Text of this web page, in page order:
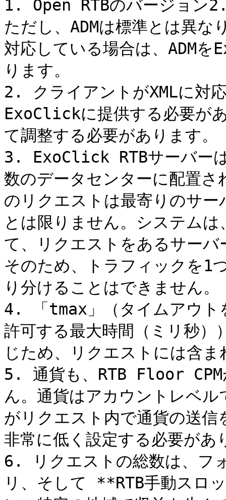
1. Open RTBのバージョン
ただし、ADMは標準とは異
対応している場合は、ADM
ります。
2. クライアントがXMLに対
ExoClickに提供する必要が
て調整する必要があります。
3. ExoClick RTBサーバーは
数のデータセンターに配置さ
のリクエストは最寄りのサ
とは限りません。システム
て、リクエストをあるサー
そのため、トラフィックを1
り分けることはできません。
4. 「tmax」（タイムアウト
許可する最大時間（ミリ秒）
じため、リクエストには含ま
5. 通貨も、RTB Floor CPM
ん。通貨はアカウントレベ
がリクエスト内で通貨の送
非常に低く設定する必要があ
6. リクエストの総数は、フ
リ、そして **RTB手動スロ